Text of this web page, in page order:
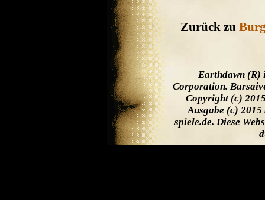
Zurück zu
Earthdawn (R)
Corporation.
Copyright (c)
Ausgabe (c) 2015
spiele.de. Diese